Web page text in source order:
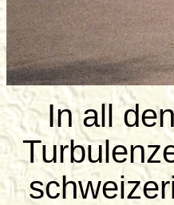
In all